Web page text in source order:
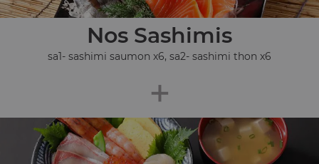
Nos Sashimis
sa1- sashimi saumon x6, sa2- sashimi thon x6
+